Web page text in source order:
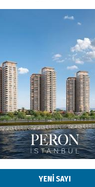
YENİ SAYI
Esat BİNDESEN
Başkan Sekmen’den Erzurum’a
bir vizyon proje daha!
02 Ağustos 2026 Pazar
Kadir SABUNCUOĞLU
Erzurumspor’un köşe taşları
29 Haziran 2026 Pazartesi
Kenan GÜLERCİ